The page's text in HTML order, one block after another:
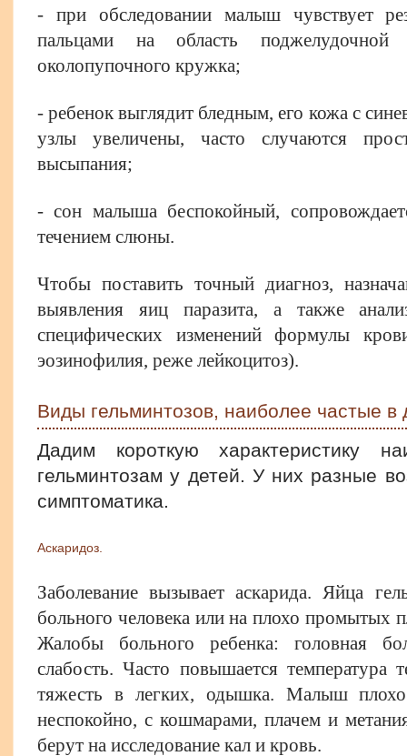
- при обследовании малыш чувствует
пальцами на область поджелудочной
околопупочного кружка;
- ребенок выглядит бледным, его кожа с
узлы увеличены, часто случаются
высыпания;
- сон малыша беспокойный,
течением слюны.
Чтобы поставить точный диагноз,
выявления яиц паразита, а также
специфических изменений формулы
эозинофилия, реже лейкоцитоз).
Виды гельминтозов, наиболее частые в
Дадим короткую характеристику
гельминтозам у детей. У них разные
симптоматика.
Аскаридоз.
Заболевание вызывает аскарида. Яйца
больного человека или на плохо промытых
Жалобы больного ребенка: головная
слабость. Часто повышается температура
тяжесть в легких, одышка. Малыш
неспокойно, с кошмарами, плачем и
берут на исследование кал и кровь.